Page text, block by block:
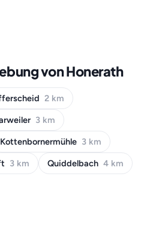
von Honerath
2 km
3 km
Kottenbornermühle 3 km
3 km Quiddelbach 4 km